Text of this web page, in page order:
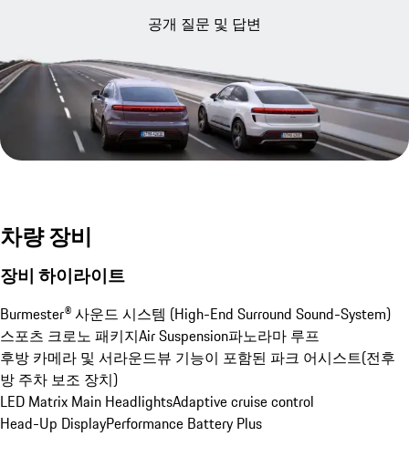
공개 질문 및 답변
차량 장비
장비 하이라이트
Burmester® 사운드 시스템 (High-End Surround Sound-System)
스포츠 크로노 패키지Air Suspension파노라마 루프
후방 카메라 및 서라운드뷰 기능이 포함된 파크 어시스트(전후
방 주차 보조 장치)
LED Matrix Main HeadlightsAdaptive cruise control
Head-Up DisplayPerformance Battery Plus